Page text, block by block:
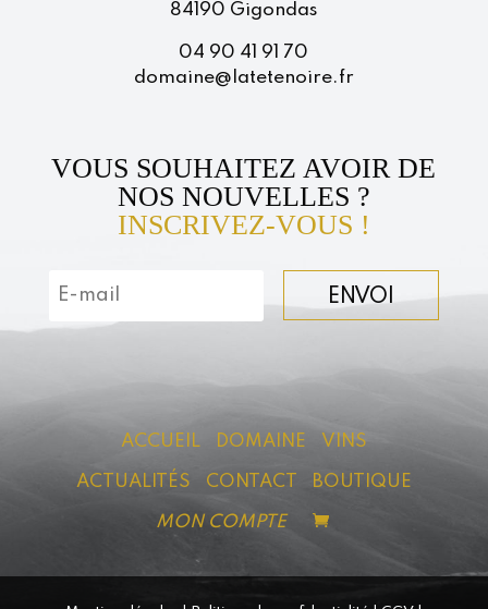
84190 Gigondas
04 90 41 91 70
domaine@latetenoire.fr
VOUS SOUHAITEZ AVOIR DE
NOS NOUVELLES ?
INSCRIVEZ-VOUS !
ENVOI
ACCUEIL DOMAINE VINS
ACTUALITÉS CONTACT BOUTIQUE
MON COMPTE